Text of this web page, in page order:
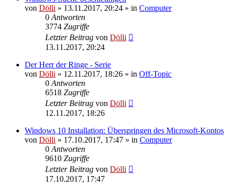
von Dölli » 13.11.2017, 20:24 » in Computer
0 Antworten
3774 Zugriffe
Letzter Beitrag von Dölli
13.11.2017, 20:24
Der Herr der Ringe - Serie
von Dölli » 12.11.2017, 18:26 » in Off-Topic
0 Antworten
6518 Zugriffe
Letzter Beitrag von Dölli
12.11.2017, 18:26
Windows 10 Installation: Überspringen des Microsoft-Kontos
von Dölli » 17.10.2017, 17:47 » in Computer
0 Antworten
9610 Zugriffe
Letzter Beitrag von Dölli
17.10.2017, 17:47